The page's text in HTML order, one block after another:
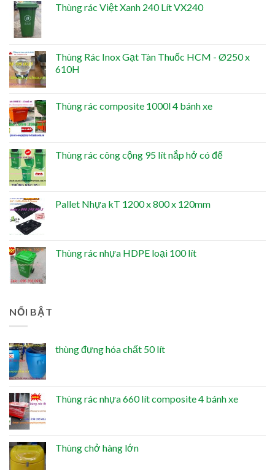
Thùng rác Việt Xanh 240 Lít VX240
Thùng Rác Inox Gạt Tàn Thuốc HCM - Ø250 x
610H
Thùng rác composite 1000l 4 bánh xe
Thùng rác công cộng 95 lít nắp hở có đế
Pallet Nhựa kT 1200 x 800 x 120mm
Thùng rác nhựa HDPE loại 100 lít
NỔI BẬT
thùng đựng hóa chất 50 lít
Thùng rác nhựa 660 lít composite 4 bánh xe
Thùng chở hàng lớn